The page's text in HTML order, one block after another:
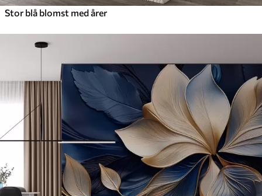
Stor blå blomst med årer